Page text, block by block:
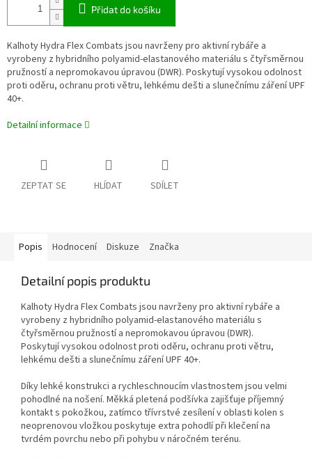
Přidat do košíku
Kalhoty Hydra Flex Combats jsou navrženy pro aktivní rybáře a
vyrobeny z hybridního polyamid-elastanového materiálu s čtyřsměrnou
pružností a nepromokavou úpravou (DWR). Poskytují vysokou odolnost
proti oděru, ochranu proti větru, lehkému dešti a slunečnímu záření UPF
40+.
Detailní informace
ZEPTAT SE HLÍDAT SDÍLET
Popis Hodnocení Diskuze Značka
Detailní popis produktu
Kalhoty Hydra Flex Combats jsou navrženy pro aktivní rybáře a
vyrobeny z hybridního polyamid-elastanového materiálu s
čtyřsměrnou pružností a nepromokavou úpravou (DWR).
Poskytují vysokou odolnost proti oděru, ochranu proti větru,
lehkému dešti a slunečnímu záření UPF 40+.
Díky lehké konstrukci a rychleschnoucím vlastnostem jsou velmi
pohodlné na nošení. Měkká pletená podšívka zajišťuje příjemný
kontakt s pokožkou, zatímco třívrstvé zesílení v oblasti kolen s
neoprenovou vložkou poskytuje extra pohodlí při klečení na
tvrdém povrchu nebo při pohybu v náročném terénu.